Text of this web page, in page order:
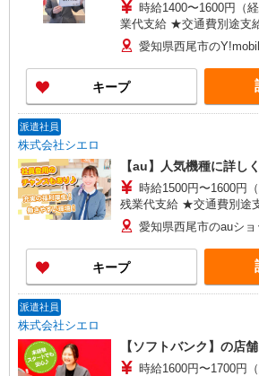
時給1400〜1600円（
業代支給 ★交通費別途支給
+゜・。○。・゜+゜・。○
万円支給(規定有) お友達を紹介頂くと, インセンテ
ィブ支給(規定有) ★月2回払い・週払い可能（規程
有）★ ゜・。○。・゜+゜
愛知県西尾市の
キープ
派遣社員
株式会社シエロ
【au】人気機種に詳し
時給1500円〜1600円
残業代支給 ★交通費別途支
+゜・。○。・゜+゜・。○
万円支給(規定有) お友達を紹介頂くと, インセンテ
ィブ支給(規定有) ★月2回払い・週払い可能（規程
有）★ ゜・。○。・゜+゜
愛知県西尾市のauショ
キープ
派遣社員
株式会社シエロ
【ソフトバンク】の店
時給1600円〜1700円